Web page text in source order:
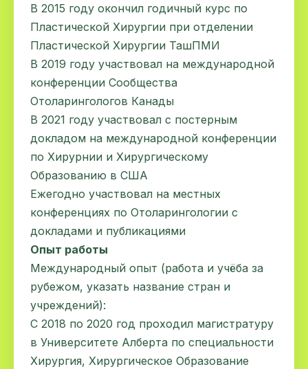
В 2015 году окончил годичный курс по
Пластической Хирургии при отделении
Пластической Хирургии ТашПМИ
В 2019 году участвовал на международной
конференции Сообщества
Отоларингологов Канады
В 2021 году участвовал с постерным
докладом на международной конференции
по Хирурнии и Хирургическому
Образованию в США
Ежегодно участвовал на местных
конференциях по Отоларингологии с
докладами и публикациями
Опыт работы
Международный опыт (работа и учёба за
рубежом, указать название стран и
учреждений):
С 2018 по 2020 год проходил магистратуру
в Университете Алберта по специальности
Хирургия, Хирургическое Образование